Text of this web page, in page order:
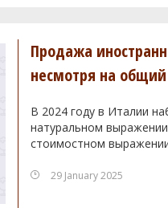
Продажа
несмотря на
В 2024 году в Италии
натуральном
стоимостном
29 January 2025